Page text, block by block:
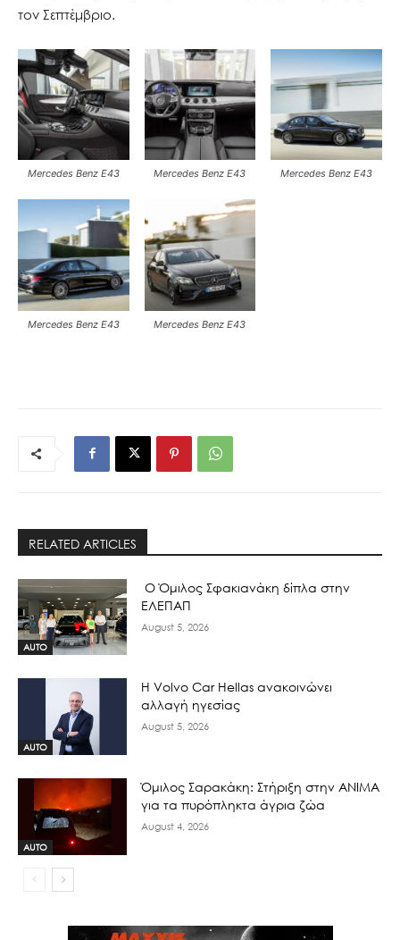
τον Σεπτέμβριο.
Mercedes Benz E43 Mercedes Benz E43 Mercedes Benz E43
Mercedes Benz E43 Mercedes Benz E43
RELATED ARTICLES
AUTO
Ο Όμιλος Σφακιανάκη δίπλα στην
ΕΛΕΠΑΠ
August 5, 2026
AUTO
H Volvo Car Hellas ανακοινώνει
αλλαγή ηγεσίας
August 5, 2026
AUTO
Όμιλος Σαρακάκη: Στήριξη στην ΑΝΙΜΑ
για τα πυρόπληκτα άγρια ζώα
August 4, 2026